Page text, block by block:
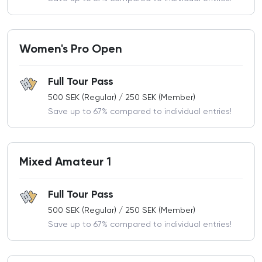
För dig som vill tävla lite mer chill, kanske en seriösare runda
med polarna, eller är sugen på att testa tävla i avslappnad
miljö och lära känna andra medlemmar i Onsala - då är
Svintouren för dig! Den går av stapeln på onsdagar, med
premiär 15/4 till och med 2/9. Helt utan PDGA, och du kan
välja grupp själv.
Svintouren är för medlemmar, och du blir snabbt medlem för
endast 450 kr (vilket också ger halva priset på
Kaparetouren!) Så:Bli medlem- det lönar sig! Ps. Man kan
vara medlem i flera klubbar.
Women's Pro Open
Full Tour Pass
500 SEK (Regular) / 250 SEK (Member)
Save up to 67% compared to individual entries!
Mixed Amateur 1
Full Tour Pass
500 SEK (Regular) / 250 SEK (Member)
Save up to 67% compared to individual entries!